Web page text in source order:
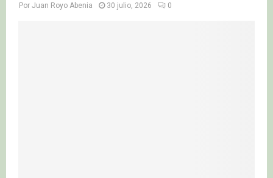
Por Juan Royo Abenia 30 julio, 2026 0